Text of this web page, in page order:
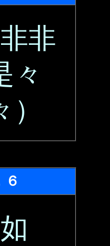
非
々
６